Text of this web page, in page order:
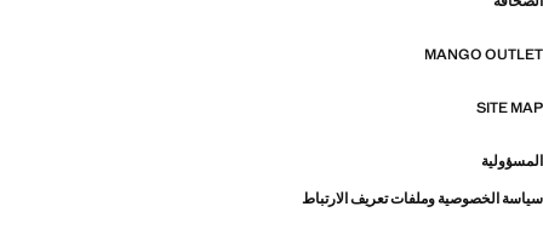
MANGO OUTLET
SITE MAP
المسؤولية
سياسة الخصوصية وملفات تعريف الارتباط